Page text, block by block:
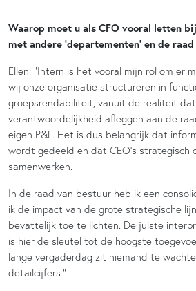
Waarop moet u als CFO vooral letten
met andere ‘departementen’ en de
Ellen: “Intern is het vooral mijn rol om er
wij onze organisatie structureren in
groepsrendabiliteit, vanuit de realiteit
verantwoordelijkheid afleggen aan de
eigen P&L. Het is dus belangrijk dat
wordt gedeeld en dat CEO’s strategisch
samenwerken.
In de raad van bestuur heb ik een
ik de impact van de grote strategische
bevattelijk toe te lichten. De juiste
is hier de sleutel tot de hoogste
lange vergaderdag zit niemand te
detailcijfers.”